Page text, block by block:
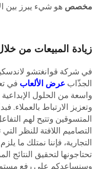
هو شيء يبرز بين
المبيعات من
شركة قوانغتشو
عرض الألعابفي
من الحلول الإبداعية
الارتباط بالعملاء.
وتتيح لهم
اللافتة للنظر
فإننا نمتلك ما
لتحقيق النتائج
على رفع